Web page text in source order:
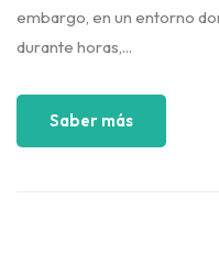
embargo, en un entorno
durante horas,...
Saber más